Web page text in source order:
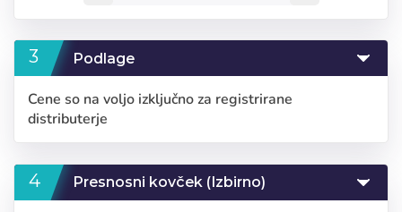
Podlage
Cene so na voljo izključno za registrirane
distributerje
Presnosni kovček (Izbirno)